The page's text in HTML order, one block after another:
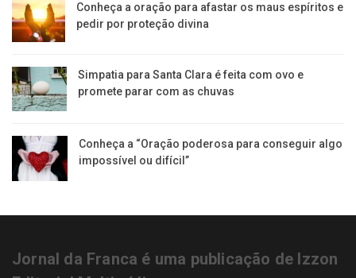
Conheça a oração para afastar os maus espíritos e
pedir por proteção divina
Simpatia para Santa Clara é feita com ovo e
promete parar com as chuvas
Conheça a “Oração poderosa para conseguir algo
impossível ou difícil”
Jornal da Franca é uma publicação de Izzon